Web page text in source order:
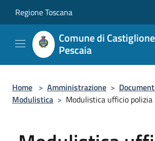
Regione Toscana
Comune di
Pescaia
Home > Amministrazione >
Modulistica > Modulistica ufficio polizia